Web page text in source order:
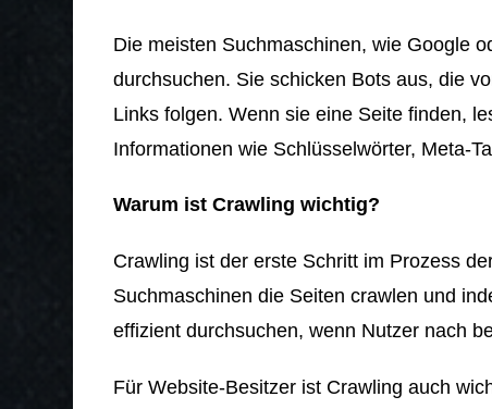
Die meisten Suchmaschinen, wie Google
durchsuchen. Sie schicken Bots aus, die
Links folgen. Wenn sie eine Seite finden,
Informationen wie Schlüsselwörter, Meta-
Warum ist Crawling wichtig?
Crawling ist der erste Schritt im Prozess
Suchmaschinen die Seiten crawlen und
effizient durchsuchen, wenn Nutzer nach
Für Website-Besitzer ist Crawling auch